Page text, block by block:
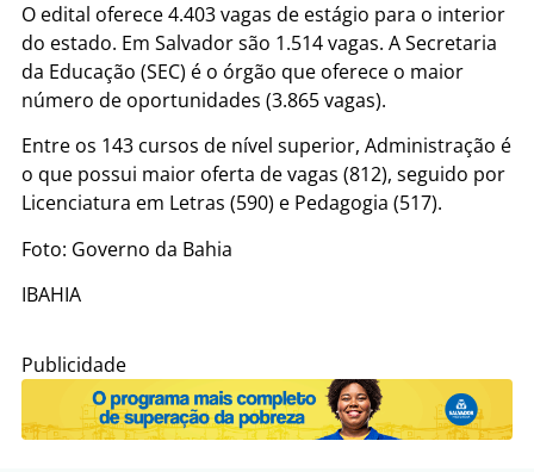
O edital oferece 4.403 vagas de estágio para o interior
do estado. Em Salvador são 1.514 vagas. A Secretaria
da Educação (SEC) é o órgão que oferece o maior
número de oportunidades (3.865 vagas).
Entre os 143 cursos de nível superior, Administração é
o que possui maior oferta de vagas (812), seguido por
Licenciatura em Letras (590) e Pedagogia (517).
Foto: Governo da Bahia
IBAHIA
Publicidade